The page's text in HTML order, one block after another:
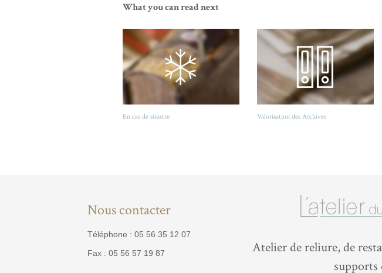
What you can read next
En cas de sinistre Valorisation des Archives
Atelier de reliure, de
supports
Nous contacter
Téléphone : 05 56 35 12 07
Fax : 05 56 57 19 87